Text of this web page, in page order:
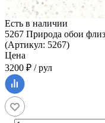
Есть в наличии
5267 Природа обои
(Артикул: 5267)
Цена
3200 ₽ / рул